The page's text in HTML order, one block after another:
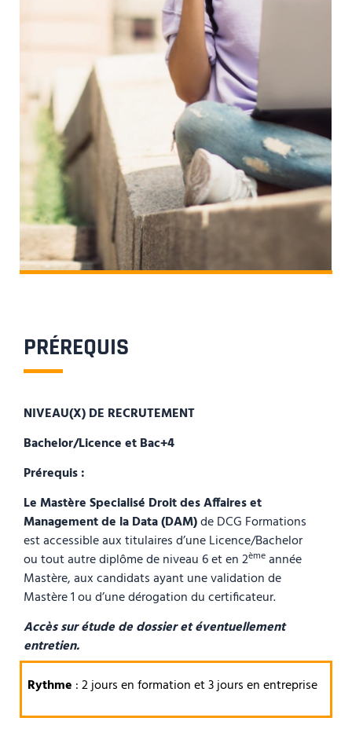
PRÉREQUIS
NIVEAU(X) DE RECRUTEMENT
Bachelor/Licence et Bac+4
Prérequis :
Le Mastère Specialisé Droit des Affaires et
Management de la Data (DAM)de DCG Formations
est accessible aux titulaires d’une Licence/Bachelor
ou tout autre diplôme de niveau 6 et en 2ème année
Mastère, aux candidats ayant une validation de
Mastère 1 ou d’une dérogation du certificateur.
Accès sur étude de dossier et éventuellement
entretien.
Rythme : 2 jours en formation et 3 jours en entreprise